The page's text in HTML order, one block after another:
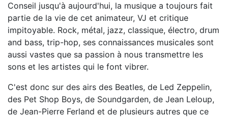
Conseil jusqu'à aujourd'hui, la musique a toujours fait
partie de la vie de cet animateur, VJ et critique
impitoyable. Rock, métal, jazz, classique, électro, drum
and bass, trip-hop, ses connaissances musicales sont
aussi vastes que sa passion à nous transmettre les
sons et les artistes qui le font vibrer.
C'est donc sur des airs des Beatles, de Led Zeppelin,
des Pet Shop Boys, de Soundgarden, de Jean Leloup,
de Jean-Pierre Ferland et de plusieurs autres que ce